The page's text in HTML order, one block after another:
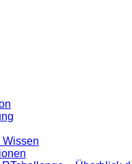
Wissen